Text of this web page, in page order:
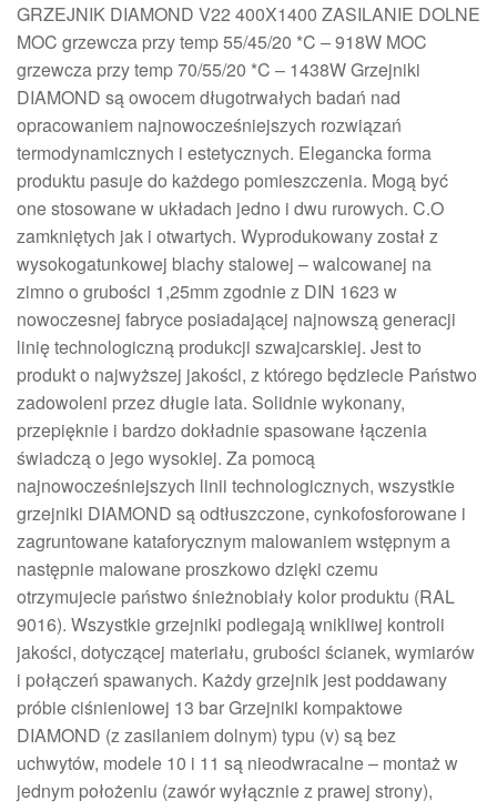
GRZEJNIK DIAMOND V22 400X1400 ZASILANIE DOLNE
MOC grzewcza przy temp 55/45/20 *C – 918W MOC
grzewcza przy temp 70/55/20 *C – 1438W Grzejniki
DIAMOND są owocem długotrwałych badań nad
opracowaniem najnowocześniejszych rozwiązań
termodynamicznych i estetycznych. Elegancka forma
produktu pasuje do każdego pomieszczenia. Mogą być
one stosowane w układach jedno i dwu rurowych. C.O
zamkniętych jak i otwartych. Wyprodukowany został z
wysokogatunkowej blachy stalowej – walcowanej na
zimno o grubości 1,25mm zgodnie z DIN 1623 w
nowoczesnej fabryce posiadającej najnowszą generacji
linię technologiczną produkcji szwajcarskiej. Jest to
produkt o najwyższej jakości, z którego będziecie Państwo
zadowoleni przez długie lata. Solidnie wykonany,
przepięknie i bardzo dokładnie spasowane łączenia
świadczą o jego wysokiej. Za pomocą
najnowocześniejszych linii technologicznych, wszystkie
grzejniki DIAMOND są odtłuszczone, cynkofosforowane i
zagruntowane kataforycznym malowaniem wstępnym a
następnie malowane proszkowo dzięki czemu
otrzymujecie państwo śnieżnobiały kolor produktu (RAL
9016). Wszystkie grzejniki podlegają wnikliwej kontroli
jakości, dotyczącej materiału, grubości ścianek, wymiarów
i połączeń spawanych. Każdy grzejnik jest poddawany
próbie ciśnieniowej 13 bar Grzejniki kompaktowe
DIAMOND (z zasilaniem dolnym) typu (v) są bez
uchwytów, modele 10 i 11 są nieodwracalne – montaż w
jednym położeniu (zawór wyłącznie z prawej strony),